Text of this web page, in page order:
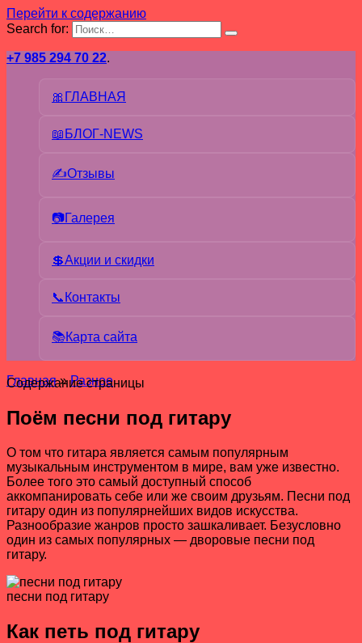
Перейти к содержанию
Search for:
+7 985 294 70 22.
🎀ГЛАВНАЯ
📖БЛОГ-NEWS
✍Отзывы
📷Галерея
💲Акции и скидки
📞Контакты
📚Карта сайта
Главная » Разное
Содержание страницы
Поём песни под гитару
О том что гитара является самым популярным
музыкальным инструментом в мире, вам уже известно.
Более того это самый доступный способ
аккомпанировать себе или же своим друзьям. Песни под
гитару один из популярнейших видов искусства.
Разнообразие жанров просто зашкаливает. Безусловно
один из самых популярных — дворовые песни под
гитару.
песни под гитару
Как петь под гитару